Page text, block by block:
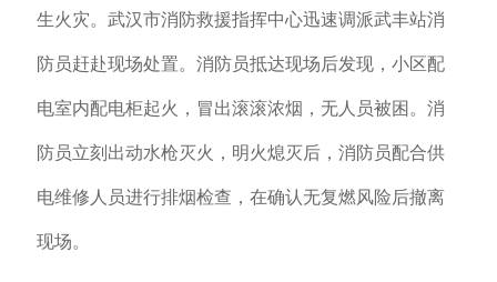
生火灾。武汉市消防救援指挥中心迅速调派武丰站消
防员赶赴现场处置。消防员抵达现场后发现，小区配
电室内配电柜起火，冒出滚滚浓烟，无人员被困。消
防员立刻出动水枪灭火，明火熄灭后，消防员配合供
电维修人员进行排烟检查，在确认无复燃风险后撤离
现场。